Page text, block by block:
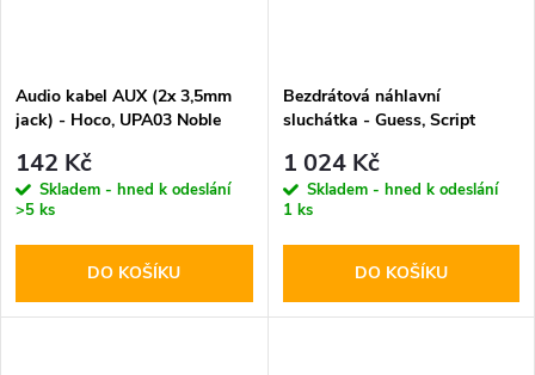
Audio kabel AUX (2x 3,5mm
jack) - Hoco, UPA03 Noble
142 Kč
Skladem - hned k odeslání
>5 ks
DO KOŠÍKU
Bezdrátová náhlavní
sluchátka - Guess, Script
1 024 Kč
Skladem - hned k odeslání
1 ks
DO KOŠÍKU